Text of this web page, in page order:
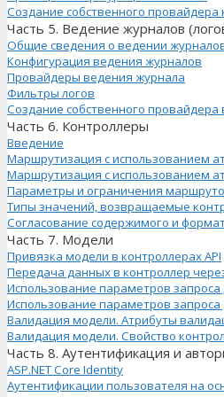
Создание собственного
Часть 5. Ведение журналов
Общие сведения о ведении
Конфигурация ведения журналов
Провайдеры ведения журнала
Фильтры логов
Создание собственного
Часть 6. Контроллеры
Введение
Маршрутизация с использованием
Маршрутизация с использованием
Параметры и ограничения
Типы значений, возвращаемые
Согласование содержимого и
Часть 7. Модели
Привязка модели в контроллерах API
Передача данных в контроллер
Использование параметров
Использование параметров
Валидация модели. Атрибуты
Валидация модели. Свойство
Часть 8. Аутентификация и
ASP.NET Core Identity
Аутентификации пользователя на